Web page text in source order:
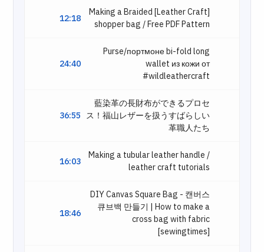
12:18
[Leather Craft] Making a Braided
shopper bag / Free PDF Pattern
24:40
Purse/портмоне bi-fold long
wallet из кожи от
#wildleathercraft
36:55
藍染革の長財布ができるプロセ
ス！福山レザーを扱うすばらしい
革職人たち
16:03
Making a tubular leather handle /
leather craft tutorials
18:46
DIY Canvas Square Bag - 캔버스
큐브백 만들기 | How to make a
cross bag with fabric
[sewingtimes]